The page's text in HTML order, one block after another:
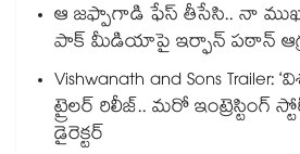
ఆ జఫ్పాగాడి ఫేస్ తీసేసి.. నా
పాక్ మీడియాపై ఇర్ఫాన్ పఠాన్
Vishwanath and Sons Trailer:
ట్రైలర్ రిలీజ్.. మరో ఇంట్రెస్టింగ్
డైరెక్టర్